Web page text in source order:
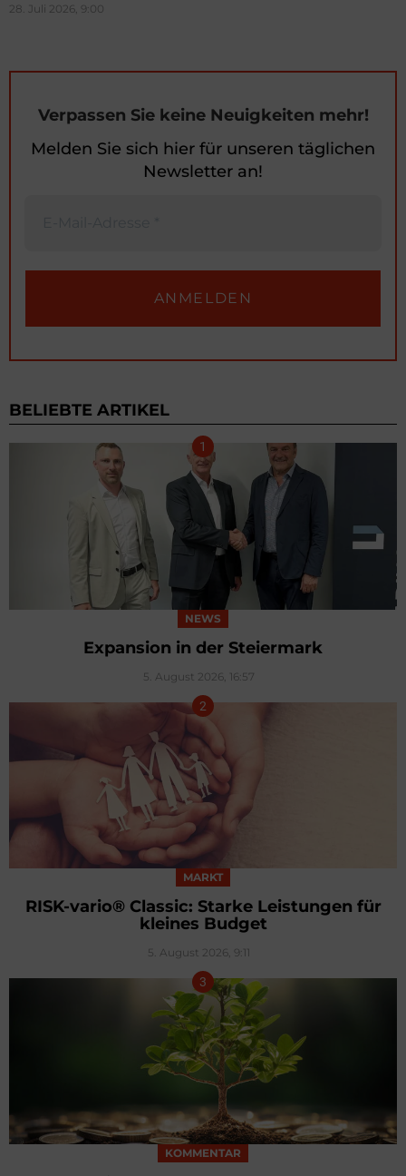
28. Juli 2026, 9:00
Verpassen Sie keine Neuigkeiten mehr!
Melden Sie sich hier für unseren täglichen
Newsletter an!
BELIEBTE ARTIKEL
NEWS
Expansion in der Steiermark
5. August 2026, 16:57
MARKT
RISK-vario® Classic: Starke Leistungen für
kleines Budget
5. August 2026, 9:11
KOMMENTAR